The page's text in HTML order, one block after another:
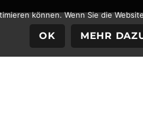
können. Wenn Sie die
OK MEHR